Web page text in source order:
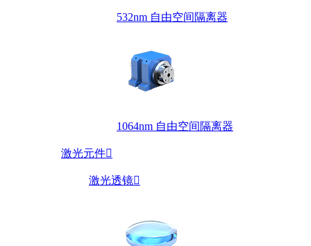
532nm 自由空间隔离器
1064nm 自由空间隔离器
激光元件
激光透镜